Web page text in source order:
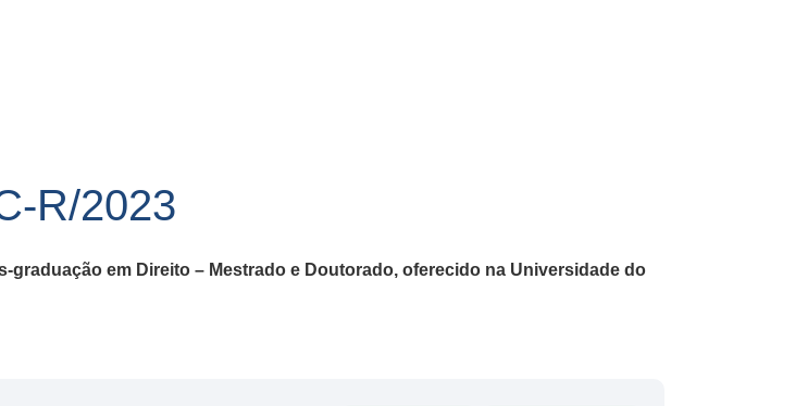
R/2023
em Direito – Mestrado e Doutorado, oferecido na Universidade do